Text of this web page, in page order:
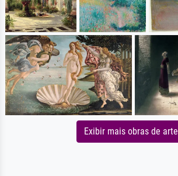
Exibir mais obras de arte